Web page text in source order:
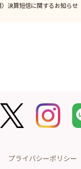
決算短信に関するお知らせ
プライバシーポリシー